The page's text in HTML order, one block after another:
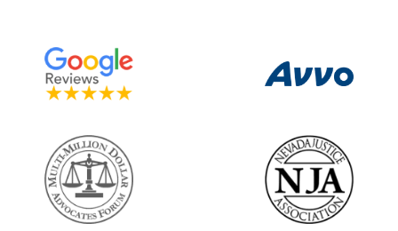
los
SMS
puede
variar.
aplicarse
cargos
por
datos.
Para
obtener